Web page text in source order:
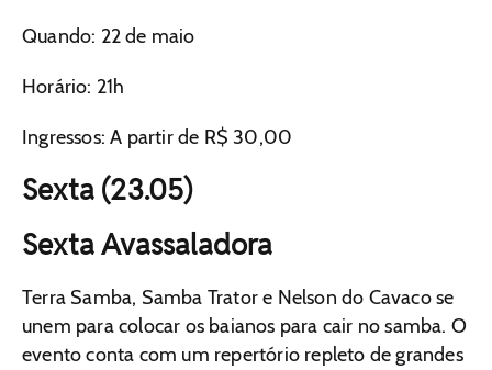
Quando: 22 de maio
Horário: 21h
Ingressos: A partir de R$ 30,00
Sexta (23.05)
Sexta Avassaladora
Terra Samba, Samba Trator e Nelson do Cavaco se
unem para colocar os baianos para cair no samba. O
evento conta com um repertório repleto de grandes